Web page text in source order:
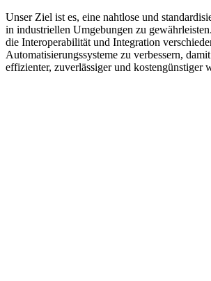
Unser Ziel ist es, eine nahtlose und
in industriellen Umgebungen zu
die Interoperabilität und Integration
Automatisierungssysteme zu verbessern,
effizienter, zuverlässiger und kostengünstiger